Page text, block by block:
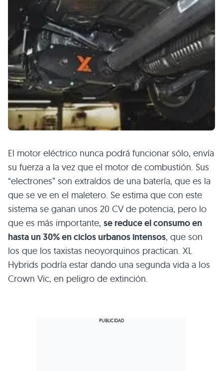
El motor eléctrico nunca podrá funcionar sólo, envía
su fuerza a la vez que el motor de combustión. Sus
“electrones” son extraídos de una batería, que es la
que se ve en el maletero. Se estima que con este
sistema se ganan unos 20 CV de potencia, pero lo
que es más importante, se reduce el consumo en
hasta un 30% en ciclos urbanos intensos, que son
los que los taxistas neoyorquinos practican. XL
Hybrids podría estar dando una segunda vida a los
Crown Vic, en peligro de extinción.